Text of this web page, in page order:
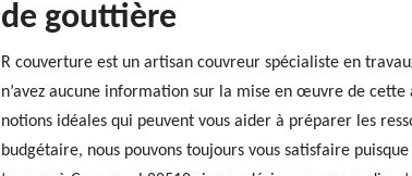
de gouttière
R couverture est un artisan couvreur spécialiste en
n’avez aucune information sur la mise en œuvre de cette
notions idéales qui peuvent vous aider à préparer les
budgétaire, nous pouvons toujours vous satisfaire